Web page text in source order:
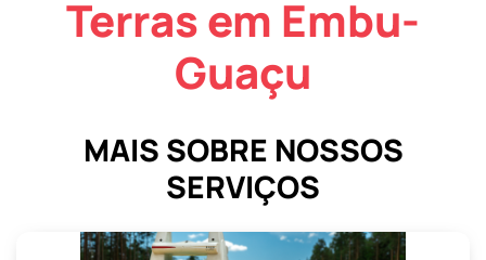
Terras em Embu-
Guaçu
MAIS SOBRE NOSSOS
SERVIÇOS